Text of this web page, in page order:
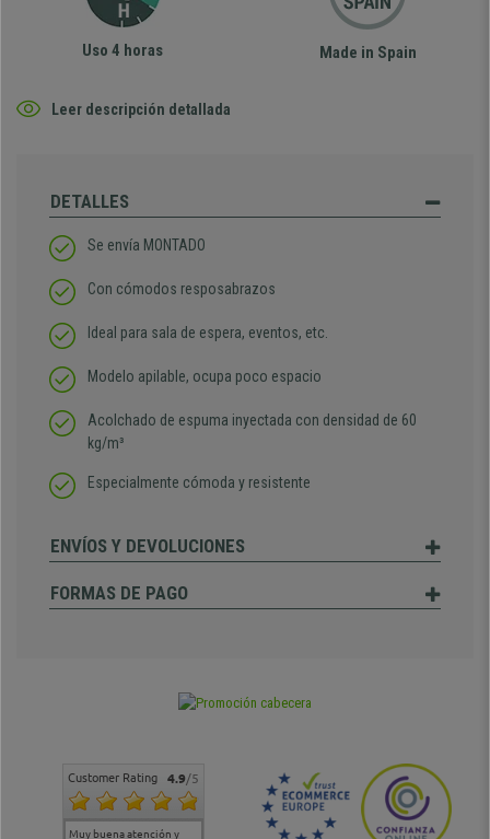
Uso 4 horas Made in Spain
Leer descripción detallada
DETALLES
Se envía MONTADO
Con cómodos resposabrazos
Ideal para sala de espera, eventos, etc.
Modelo apilable, ocupa poco espacio
Acolchado de espuma inyectada con densidad de 60
kg/m³
Especialmente cómoda y resistente
ENVÍOS Y DEVOLUCIONES
FORMAS DE PAGO
Customer Rating 4.9/5
Muy buena atención y
Muy buena atención de
Si estoy contento